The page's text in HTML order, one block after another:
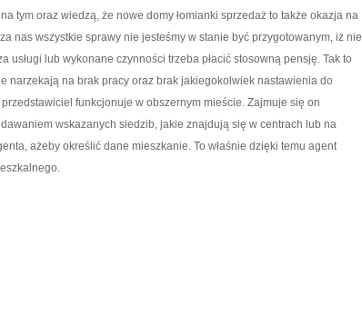
tym oraz wiedzą, że nowe domy łomianki sprzedaż to także okazja na
nas wszystkie sprawy nie jesteśmy w stanie być przygotowanym, iż nie
usługi lub wykonane czynności trzeba płacić stosowną pensję. Tak to
narzekają na brak pracy oraz brak jakiegokolwiek nastawienia do
funkcjonuje w obszernym mieście. Zajmuje się on
wskazanych siedzib, jakie znajdują się w centrach lub na
ażeby określić dane mieszkanie. To właśnie dzięki temu agent